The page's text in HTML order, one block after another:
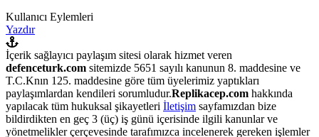
Kullanıcı Eylemleri
Yazdır
İçerik sağlayıcı paylaşım sitesi olarak hizmet veren
defenceturk.com sitemizde 5651 sayılı kanunun 8. maddesine ve
T.C.Knın 125. maddesine göre tüm üyelerimiz yaptıkları
paylaşımlardan kendileri sorumludur.Replikacep.com hakkında
yapılacak tüm hukuksal şikayetleri İletişim sayfamızdan bize
bildirdikten en geç 3 (üç) iş günü içerisinde ilgili kanunlar ve
yönetmelikler çerçevesinde tarafımızca incelenerek gereken işlemler